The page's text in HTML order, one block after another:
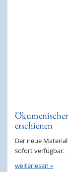
erschienen
Der neue
sofort verfügbar.
weiterlesen »